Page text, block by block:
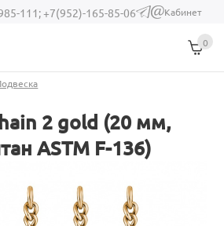
111;+7(952)-165-85-06
(link sends e-
Кабинет
0
2 gold (20 мм,
ASTM F-136)